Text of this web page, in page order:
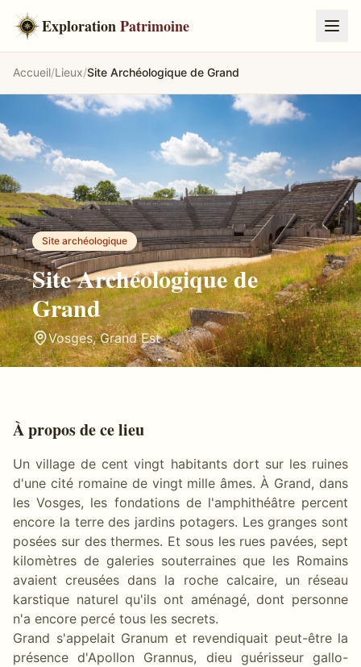
ExplorationPatrimoine
Accueil/Lieux/Site Archéologique de Grand
Site archéologique
Site Archéologique de
Grand
Vosges,Grand Est
À propos de ce lieu
Un village de cent vingt habitants dort sur les ruines
d'une cité romaine de vingt mille âmes. À Grand, dans
les Vosges, les fondations de l'amphithéâtre percent
encore la terre des jardins potagers. Les granges sont
posées sur des thermes. Et sous les rues pavées, sept
kilomètres de galeries souterraines que les Romains
avaient creusées dans la roche calcaire, un réseau
karstique naturel qu'ils ont aménagé, dont personne
n'a encore percé tous les secrets.
Grand s'appelait Granum et revendiquait peut-être la
présence d'Apollon Grannus, dieu guérisseur gallo-